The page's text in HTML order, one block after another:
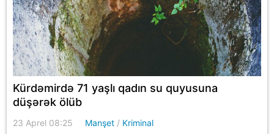
Kürdəmirdə 71 yaşlı qadın su quyusuna
düşərək ölüb
23 Aprel 08:25 Manşet / Kriminal